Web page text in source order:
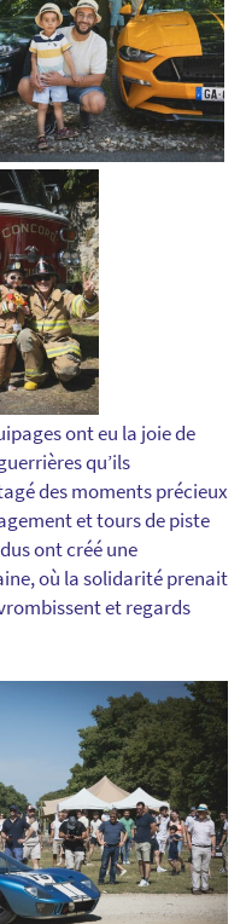
ont eu la joie de
qu’ils
des moments précieux
et tours de piste
ont créé une
où la solidarité prenait
et regards